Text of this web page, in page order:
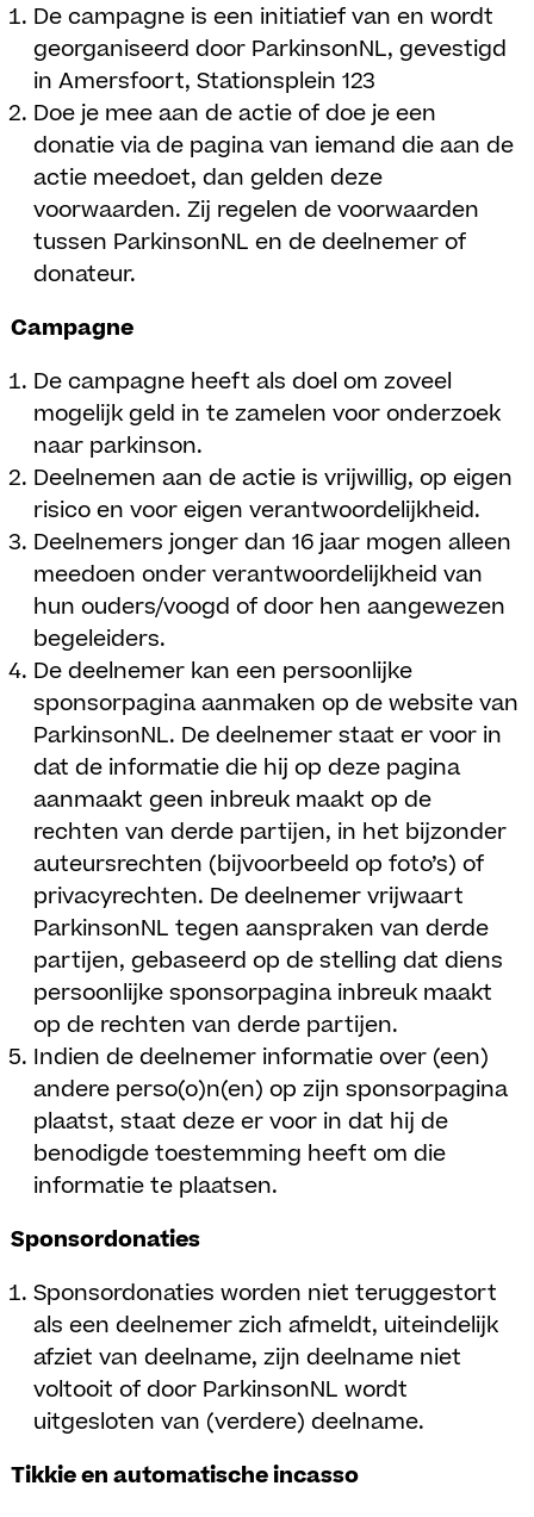
De campagne is een initiatief van en wordt
georganiseerd door ParkinsonNL, gevestigd
in Amersfoort, Stationsplein 123
Doe je mee aan de actie of doe je een
donatie via de pagina van iemand die aan de
actie meedoet, dan gelden deze
voorwaarden. Zij regelen de voorwaarden
tussen ParkinsonNL en de deelnemer of
donateur.
Campagne
De campagne heeft als doel om zoveel
mogelijk geld in te zamelen voor onderzoek
naar parkinson.
Deelnemen aan de actie is vrijwillig, op eigen
risico en voor eigen verantwoordelijkheid.
Deelnemers jonger dan 16 jaar mogen alleen
meedoen onder verantwoordelijkheid van
hun ouders/voogd of door hen aangewezen
begeleiders.
De deelnemer kan een persoonlijke
sponsorpagina aanmaken op de website van
ParkinsonNL. De deelnemer staat er voor in
dat de informatie die hij op deze pagina
aanmaakt geen inbreuk maakt op de
rechten van derde partijen, in het bijzonder
auteursrechten (bijvoorbeeld op foto’s) of
privacyrechten. De deelnemer vrijwaart
ParkinsonNL tegen aanspraken van derde
partijen, gebaseerd op de stelling dat diens
persoonlijke sponsorpagina inbreuk maakt
op de rechten van derde partijen.
Indien de deelnemer informatie over (een)
andere perso(o)n(en) op zijn sponsorpagina
plaatst, staat deze er voor in dat hij de
benodigde toestemming heeft om die
informatie te plaatsen.
Sponsordonaties
Sponsordonaties worden niet teruggestort
als een deelnemer zich afmeldt, uiteindelijk
afziet van deelname, zijn deelname niet
voltooit of door ParkinsonNL wordt
uitgesloten van (verdere) deelname.
Tikkie en automatische incasso